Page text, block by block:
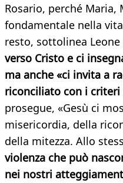
Rosario, perché Maria,
fondamentale nella
resto, sottolinea Leone
verso Cristo e ci
ma anche «ci invita a
riconciliato con i criteri
prosegue, «Gesù ci
misericordia, della
della mitezza. Allo
violenza che può
nei nostri